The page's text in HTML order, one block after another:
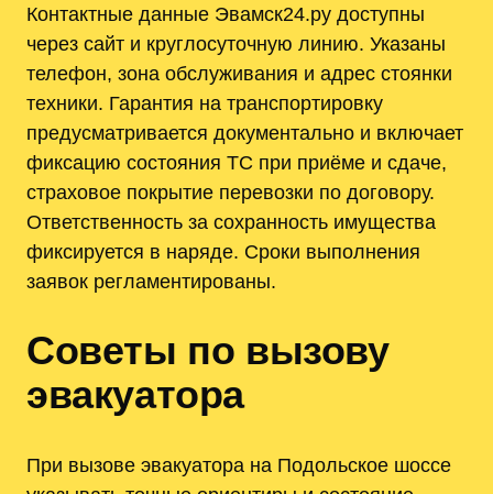
Контактные данные Эвамск24.ру доступны
через сайт и круглосуточную линию. Указаны
телефон, зона обслуживания и адрес стоянки
техники. Гарантия на транспортировку
предусматривается документально и включает
фиксацию состояния ТС при приёме и сдаче,
страховое покрытие перевозки по договору.
Ответственность за сохранность имущества
фиксируется в наряде. Сроки выполнения
заявок регламентированы.
Советы по вызову
эвакуатора
При вызове эвакуатора на Подольское шоссе